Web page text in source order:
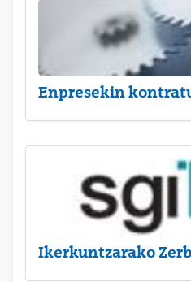
Enpresekin
Ikerkuntzarako